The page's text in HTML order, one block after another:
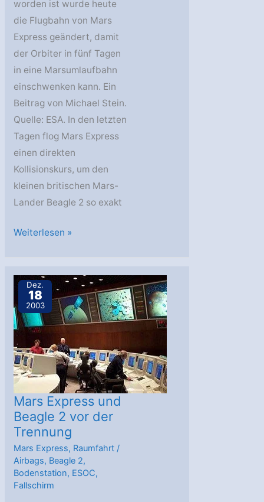
worden ist wurde heute
die Flugbahn von Mars
Express geändert, damit
der Orbiter in fünf Tagen
in eine Marsumlaufbahn
einschwenken kann. Ein
Beitrag von Michael Stein.
Quelle: ESA. In den letzten
Tagen flog Mars Express
einen direkten
Kollisionskurs, um den
kleinen britischen Mars-
Lander Beagle 2 so exakt
Mars
der
Zielgeraden
Weiterlesen »
Dez.
18
2003
Mars Express und
Beagle 2 vor der
Trennung
Mars Express, Raumfahrt /
Airbags, Beagle 2,
Bodenstation, ESOC,
Fallschirm